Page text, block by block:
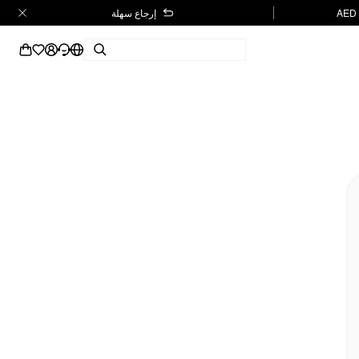
إرجاع سهلة